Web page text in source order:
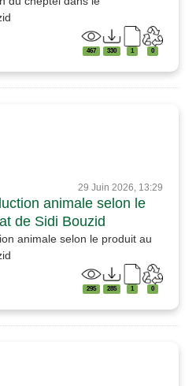
467 330 1 0
29 Juin 2026, 13:29
animale selon le
de Sidi Bouzid
animale selon le produit au
295 285 1 0